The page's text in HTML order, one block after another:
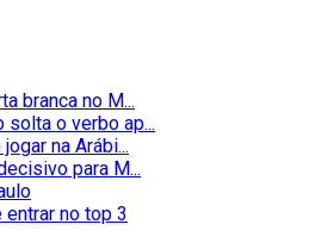
branca no M...
o verbo ap...
na Arábi...
para M...
no top 3